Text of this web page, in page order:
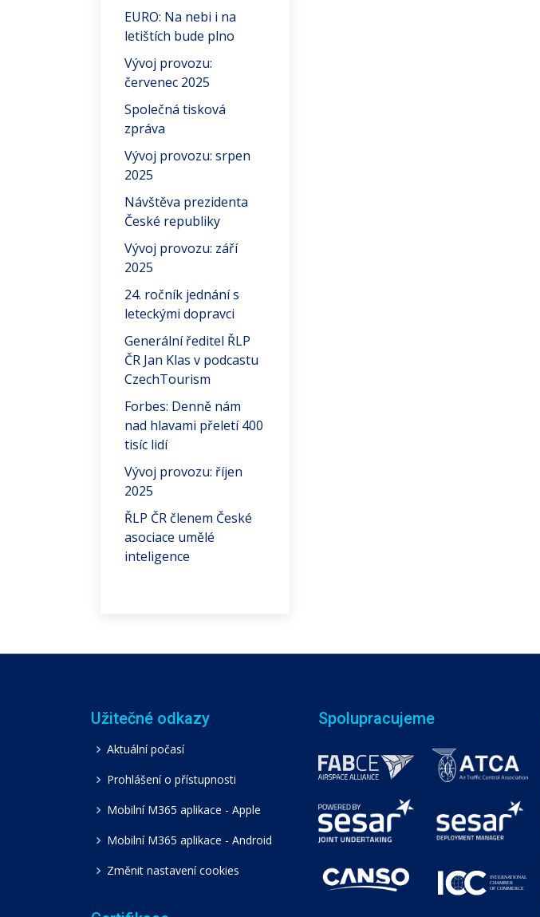
EURO: Na nebi i na
letištích bude plno
Vývoj provozu:
červenec 2025
Společná tisková
zpráva
Vývoj provozu: srpen
2025
Návštěva prezidenta
České republiky
Vývoj provozu: září
2025
24. ročník jednání s
leteckými dopravci
Generální ředitel ŘLP
ČR Jan Klas v podcastu
CzechTourism
Forbes: Denně nám
nad hlavami přeletí 400
tisíc lidí
Vývoj provozu: říjen
2025
ŘLP ČR členem České
asociace umělé
inteligence
Užitečné odkazy
Aktuální počasí
Prohlášení o přístupnosti
Mobilní M365 aplikace - Apple
Mobilní M365 aplikace - Android
Změnit nastavení cookies
Spolupracujeme